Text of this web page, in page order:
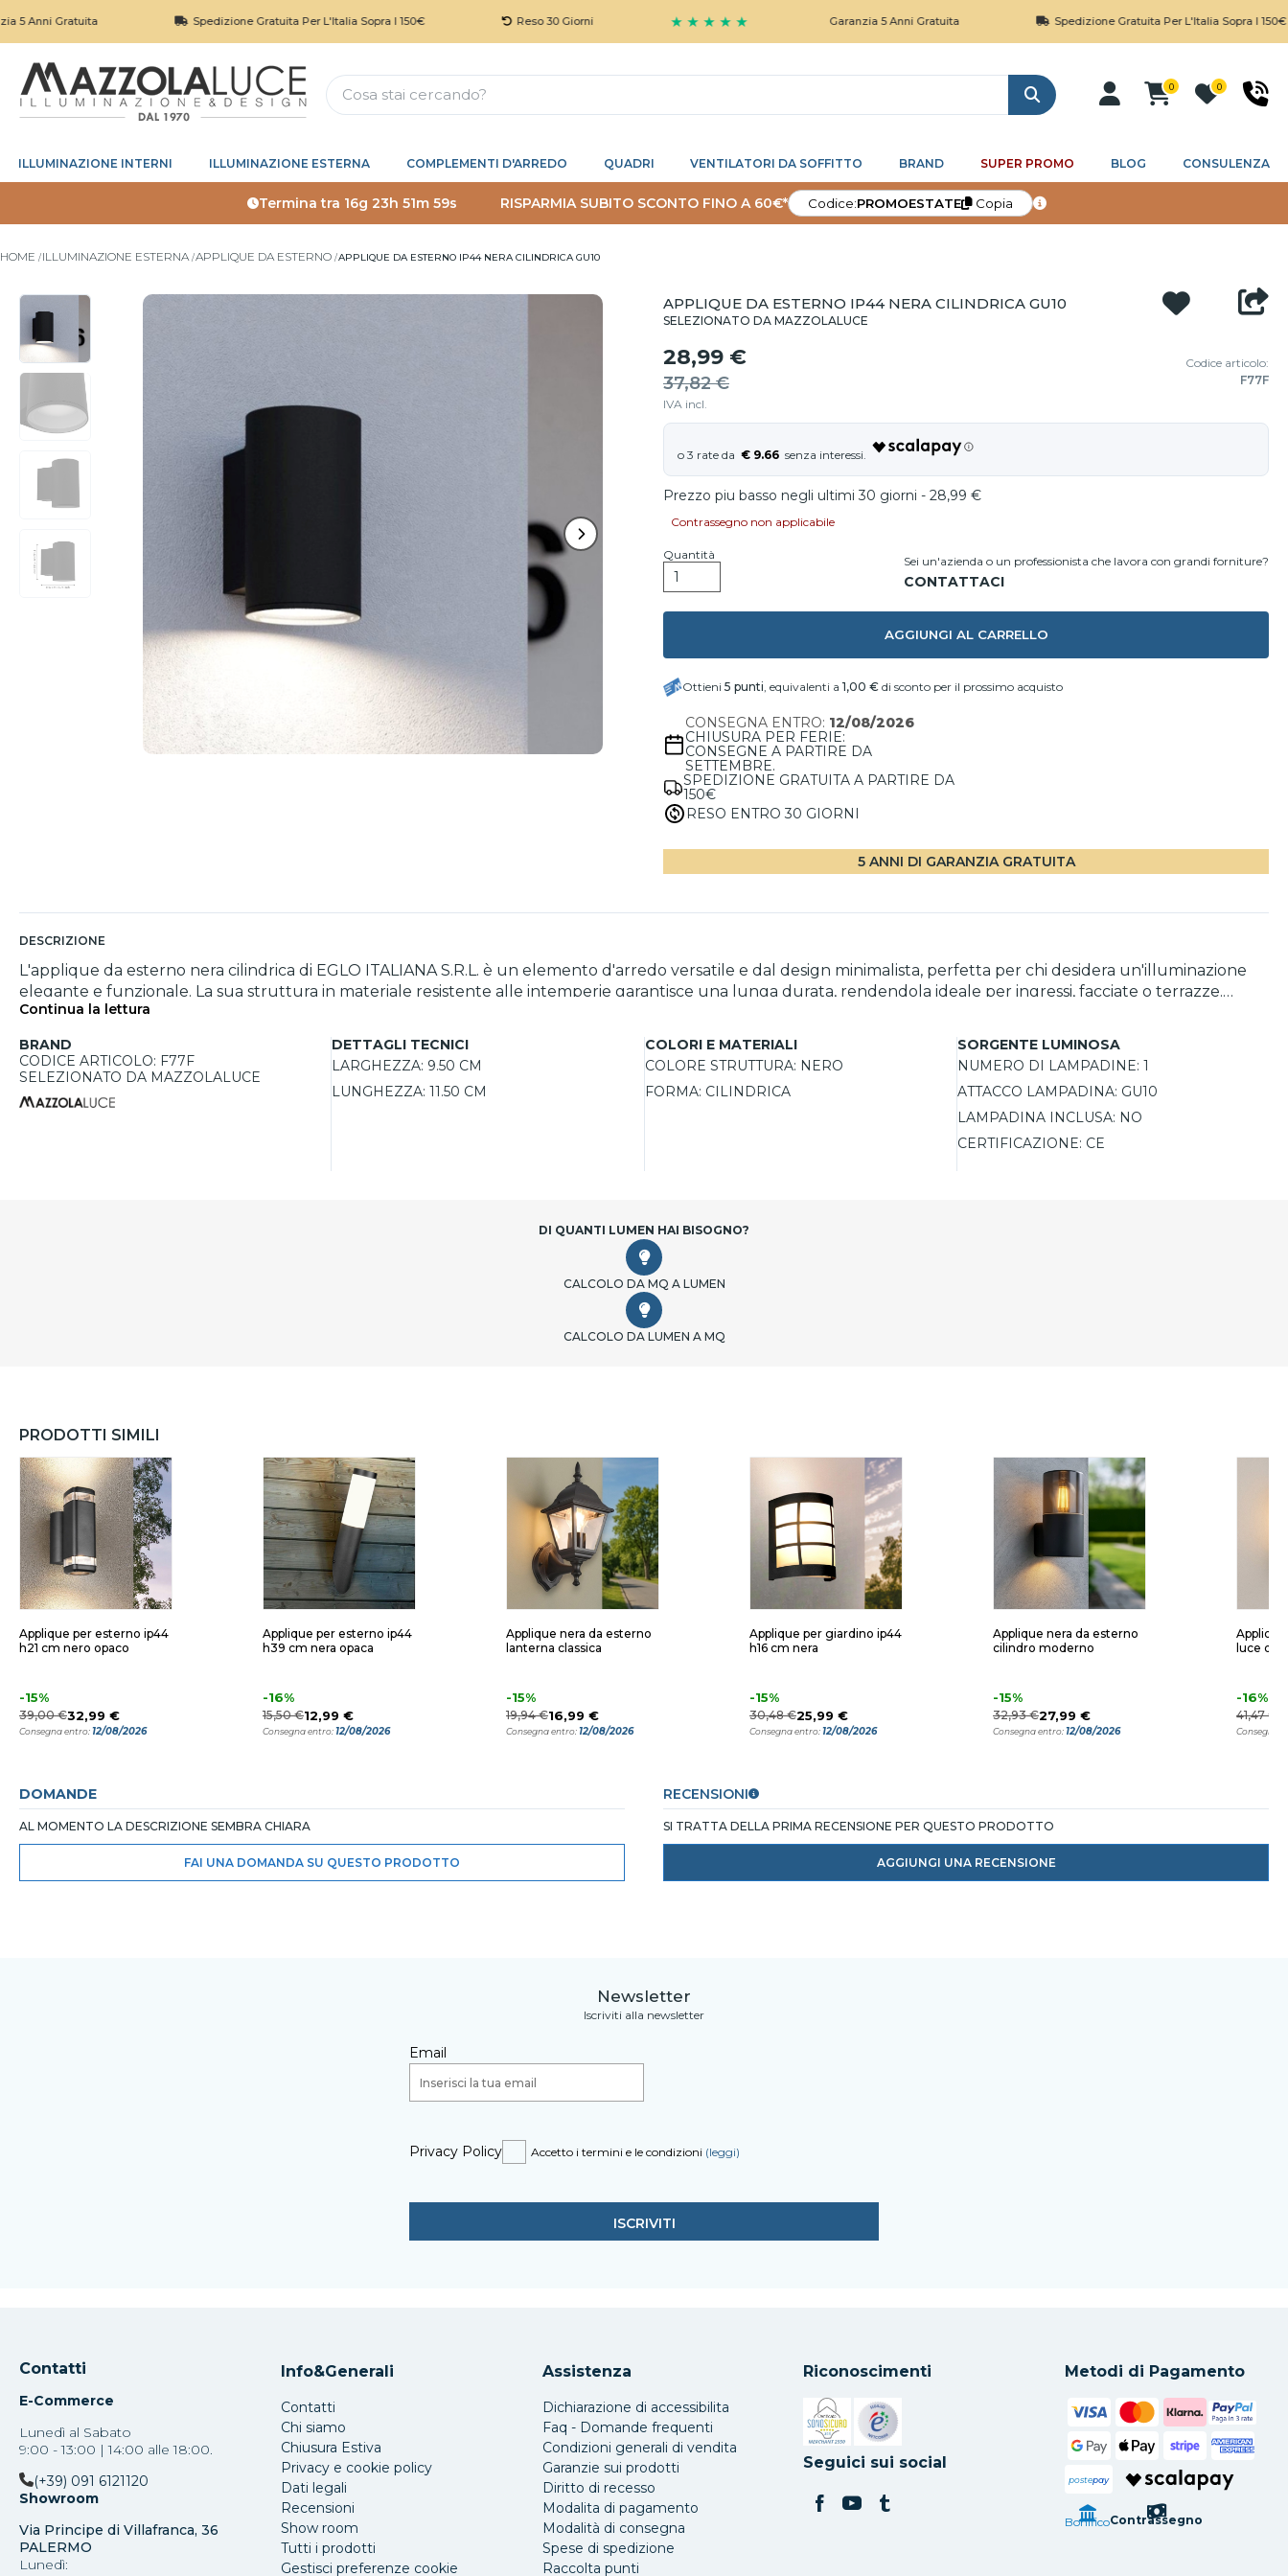
Gratuita Spedizione Gratuita Per L'Italia Sopra I 150€ Reso 30 Giorni ★ ★ ★ ★ ★ Garanzia 5 Anni Gratuita Spedizione Gratuita Per L'Italia Sopra I 150€
Cerca
0 0
ILLUMINAZIONE INTERNI ILLUMINAZIONE ESTERNA COMPLEMENTI D'ARREDO QUADRI VENTILATORI DA SOFFITTO BRAND SUPER PROMO BLOG CONSULENZA
Termina tra 16g 23h 51m 58s RISPARMIA SUBITO SCONTO FINO A 60€* Codice:PROMOESTATE Copia
HOME ILLUMINAZIONE ESTERNA APPLIQUE DA ESTERNO APPLIQUE DA ESTERNO IP44 NERA CILINDRICA GU10
APPLIQUE DA ESTERNO IP44 NERA CILINDRICA GU10
SELEZIONATO DA MAZZOLALUCE
28,99 €
37,82 €
IVA incl.
Codice articolo:
F77F
€ 9.66
Prezzo piu basso negli ultimi 30 giorni - 28,99 €
Contrassegno non applicabile
Quantità Sei un'azienda o un professionista che lavora con grandi forniture?
AGGIUNGI AL CARRELLO
Ottieni 5 punti, equivalenti a 1,00 € di sconto per il prossimo acquisto
CONSEGNA ENTRO: 12/08/2026
CHIUSURA PER FERIE:
CONSEGNE A PARTIRE DA
SETTEMBRE.
SPEDIZIONE GRATUITA A PARTIRE DA
150€
RESO ENTRO 30 GIORNI
5 ANNI DI GARANZIA GRATUITA
DESCRIZIONE
L'applique da esterno nera cilindrica di EGLO ITALIANA S.R.L. è un elemento d'arredo versatile e dal design minimalista, perfetta per chi desidera un'illuminazione
elegante e funzionale. La sua struttura in materiale resistente alle intemperie garantisce una lunga durata, rendendola ideale per ingressi, facciate o terrazze.
Dotata di un portalampada GU10, offre la possibilità di scegliere liberamente la sorgente luminosa, consentendo di creare atmosfere personalizzate. Le sue
dimensioni compatte la rendono adatta anche per spazi più ridotti, mentre la luce direzionata permette di valorizzare particolari architettonici e ambienti esterni.
Continua la lettura
BRAND
CODICE ARTICOLO: F77F
SELEZIONATO DA MAZZOLALUCE
DETTAGLI TECNICI
LARGHEZZA: 9.50 CM
LUNGHEZZA: 11.50 CM
COLORI E MATERIALI
COLORE STRUTTURA: NERO
FORMA: CILINDRICA
SORGENTE LUMINOSA
NUMERO DI LAMPADINE: 1
ATTACCO LAMPADINA: GU10
LAMPADINA INCLUSA: NO
CERTIFICAZIONE: CE
DI QUANTI LUMEN HAI BISOGNO?
CALCOLO DA MQ A LUMEN
CALCOLO DA LUMEN A MQ
PRODOTTI SIMILI
Applique per esterno ip44
h21 cm nero opaco
-15%
39,00 €32,99 €
Consegna entro:12/08/2026
Applique per esterno ip44
h39 cm nera opaca
-16%
15,50 €12,99 €
Consegna entro:12/08/2026
Applique nera da esterno
lanterna classica
-15%
19,94 €16,99 €
Consegna entro:12/08/2026
Applique per giardino ip44
h16 cm nera
-15%
30,48 €25,99 €
Consegna entro:12/08/2026
Applique nera da esterno
cilindro moderno
-15%
32,93 €27,99 €
Consegna entro:12/08/2026
luce
-16%
41,47 €
Consegna
DOMANDE
AL MOMENTO LA DESCRIZIONE SEMBRA CHIARA
FAI UNA DOMANDA SU QUESTO PRODOTTO
RECENSIONI
SI TRATTA DELLA PRIMA RECENSIONE PER QUESTO PRODOTTO
AGGIUNGI UNA RECENSIONE
Newsletter
Iscriviti alla newsletter
Email
Privacy Policy Accetto i termini e le condizioni (leggi)
Contatti
E-Commerce
Lunedì al Sabato
9:00 - 13:00 | 14:00 alle 18:00.
(+39) 091 6121120
Showroom
Via Principe di Villafranca, 36
PALERMO
Lunedì:
Info&Generali
Contatti
Chi siamo
Chiusura Estiva
Privacy e cookie policy
Dati legali
Recensioni
Show room
Tutti i prodotti
Gestisci preferenze cookie
Assistenza
Dichiarazione di accessibilita
Faq - Domande frequenti
Condizioni generali di vendita
Garanzie sui prodotti
Diritto di recesso
Modalita di pagamento
Modalità di consegna
Spese di spedizione
Raccolta punti
Riconoscimenti
Si apre in una nuova scheda
Si apre in una nuova scheda
Seguici sui social
Metodi di Pagamento
postepay
BonificoContrassegno